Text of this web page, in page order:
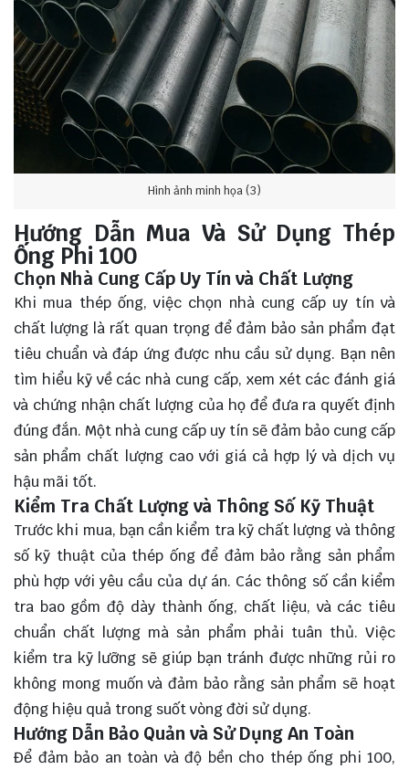
Hình ảnh minh họa (3)
Hướng Dẫn Mua Và Sử Dụng Thép
Ống Phi 100
Chọn Nhà Cung Cấp Uy Tín và Chất Lượng
Khi mua thép ống, việc chọn nhà cung cấp uy tín và
chất lượng là rất quan trọng để đảm bảo sản phẩm đạt
tiêu chuẩn và đáp ứng được nhu cầu sử dụng. Bạn nên
tìm hiểu kỹ về các nhà cung cấp, xem xét các đánh giá
và chứng nhận chất lượng của họ để đưa ra quyết định
đúng đắn. Một nhà cung cấp uy tín sẽ đảm bảo cung cấp
sản phẩm chất lượng cao với giá cả hợp lý và dịch vụ
hậu mãi tốt.
Kiểm Tra Chất Lượng và Thông Số Kỹ Thuật
Trước khi mua, bạn cần kiểm tra kỹ chất lượng và thông
số kỹ thuật của thép ống để đảm bảo rằng sản phẩm
phù hợp với yêu cầu của dự án. Các thông số cần kiểm
tra bao gồm độ dày thành ống, chất liệu, và các tiêu
chuẩn chất lượng mà sản phẩm phải tuân thủ. Việc
kiểm tra kỹ lưỡng sẽ giúp bạn tránh được những rủi ro
không mong muốn và đảm bảo rằng sản phẩm sẽ hoạt
động hiệu quả trong suốt vòng đời sử dụng.
Hướng Dẫn Bảo Quản và Sử Dụng An Toàn
Để đảm bảo an toàn và độ bền cho thép ống phi 100,